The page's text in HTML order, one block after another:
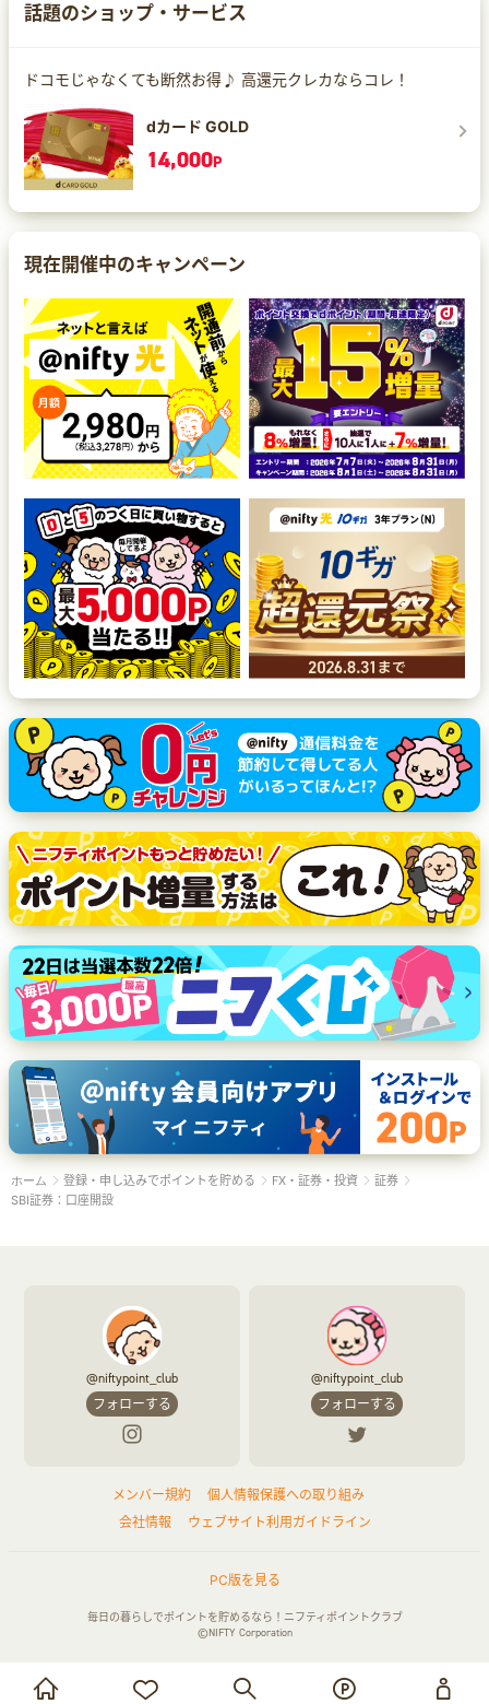
お買い物・サービス利用で貯める
話題のショップ・サービス
ドコモじゃなくても断然お得♪ 高還元クレカならコレ！
dカード GOLD
14,000P
現在開催中のキャンペーン
ホーム 登録・申し込みでポイントを貯める FX・証券・投資
証券
SBI証券：口座開設
@niftypoint_club
フォローする
@niftypoint_club
フォローする
メンバー規約
個人情報保護への取り組み
会社情報
ウェブサイト利用ガイドライン
PC版を見る
毎日の暮らしでポイントを貯めるなら！ニフティポイントクラブ
©NIFTY Corporation